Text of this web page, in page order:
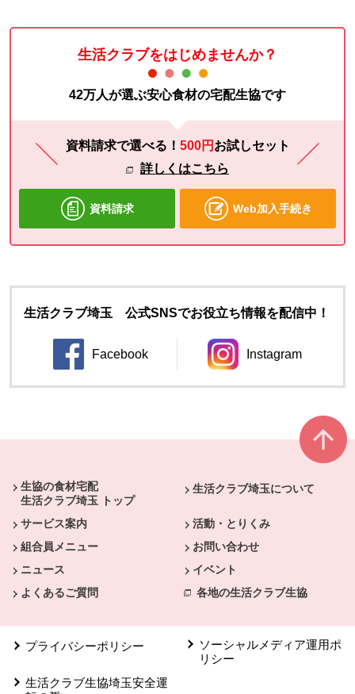
生活クラブをはじめませんか？
42万人が選ぶ安心食材の宅配生協です
資料請求で選べる！ 500円 お試しセット
詳しくはこちら
資料請求 Web加入手続き
生活クラブ埼玉 公式SNSでお役立ち情報を配信中！
Facebook
別のウィンドウで開きます。
Instagram
別のウィンドウ
生協の食材宅配
生活クラブ埼玉 トップ
生活クラブ埼玉について
サービス案内
活動・とりくみ
組合員メニュー
お問い合わせ
ニュース
イベント
よくあるご質問
各地の生活クラブ生協
プライバシーポリシー
ソーシャルメディア運用ポ
リシー
生活クラブ生協埼玉安全運